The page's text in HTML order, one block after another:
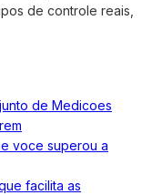
de controle reais,
de Medicoes
voce superou a
facilita as